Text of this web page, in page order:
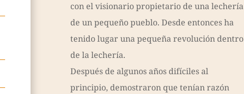
con el visionario propietario de una lechería
de un pequeño pueblo. Desde entonces ha
tenido lugar una pequeña revolución dentro
de la lechería.
Después de algunos años difíciles al
principio, demostraron que tenían razón